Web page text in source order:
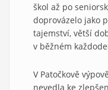
škol až po
doprovázelo jako
tajemství, větší
v běžném
V Patočkově
nevedla ke